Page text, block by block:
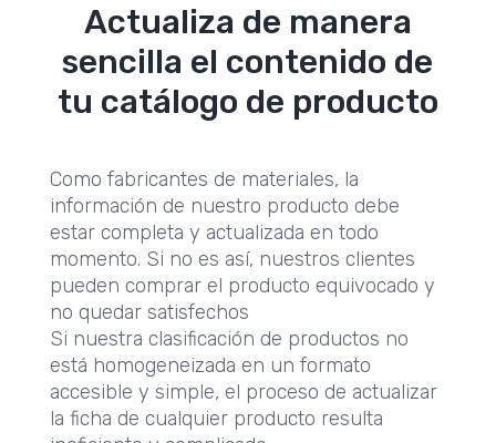
Actualiza de manera
sencilla el contenido de
tu catálogo de producto
Como fabricantes de materiales, la
información de nuestro producto debe
estar completa y actualizada en todo
momento. Si no es así, nuestros clientes
pueden comprar el producto equivocado y
no quedar satisfechos
Si nuestra clasificación de productos no
está homogeneizada en un formato
accesible y simple, el proceso de actualizar
la ficha de cualquier producto resulta